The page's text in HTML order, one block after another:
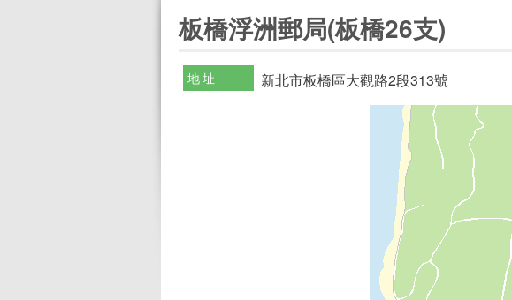
板橋浮洲郵局(板橋26支)
地址 新北市板橋區大觀路2段313號